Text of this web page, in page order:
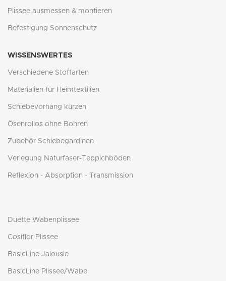
Plissee ausmessen & montieren
Befestigung Sonnenschutz
WISSENSWERTES
Verschiedene Stoffarten
Materialien für Heimtextilien
Schiebevorhang kürzen
Ösenrollos ohne Bohren
Zubehör Schiebegardinen
Verlegung Naturfaser-Teppichböden
Reflexion - Absorption - Transmission
Duette Wabenplissee
Cosiflor Plissee
BasicLine Jalousie
BasicLine Plissee/Wabe